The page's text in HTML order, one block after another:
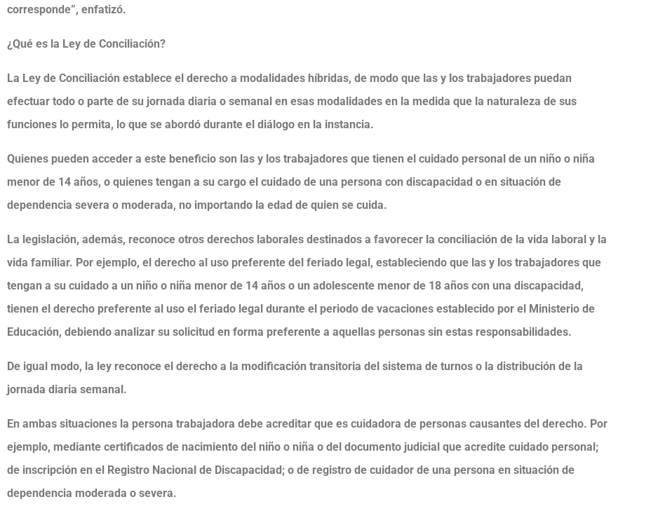
corresponde”, enfatizó.
¿Qué es la Ley de Conciliación?
La Ley de Conciliación establece el derecho a modalidades híbridas, de modo que las y los trabajadores puedan
efectuar todo o parte de su jornada diaria o semanal en esas modalidades en la medida que la naturaleza de sus
funciones lo permita, lo que se abordó durante el diálogo en la instancia.
Quienes pueden acceder a este beneficio son las y los trabajadores que tienen el cuidado personal de un niño o niña
menor de 14 años, o quienes tengan a su cargo el cuidado de una persona con discapacidad o en situación de
dependencia severa o moderada, no importando la edad de quien se cuida.
La legislación, además, reconoce otros derechos laborales destinados a favorecer la conciliación de la vida laboral y la
vida familiar. Por ejemplo, el derecho al uso preferente del feriado legal, estableciendo que las y los trabajadores que
tengan a su cuidado a un niño o niña menor de 14 años o un adolescente menor de 18 años con una discapacidad,
tienen el derecho preferente al uso el feriado legal durante el periodo de vacaciones establecido por el Ministerio de
Educación, debiendo analizar su solicitud en forma preferente a aquellas personas sin estas responsabilidades.
De igual modo, la ley reconoce el derecho a la modificación transitoria del sistema de turnos o la distribución de la
jornada diaria semanal.
En ambas situaciones la persona trabajadora debe acreditar que es cuidadora de personas causantes del derecho. Por
ejemplo, mediante certificados de nacimiento del niño o niña o del documento judicial que acredite cuidado personal;
de inscripción en el Registro Nacional de Discapacidad; o de registro de cuidador de una persona en situación de
dependencia moderada o severa.